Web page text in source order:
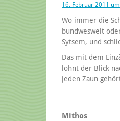
16. Februar 2011
Wo immer die
bundwesweit
Sytsem, und
Das mit dem
lohnt der Blick
jeden Zaun
Mithos